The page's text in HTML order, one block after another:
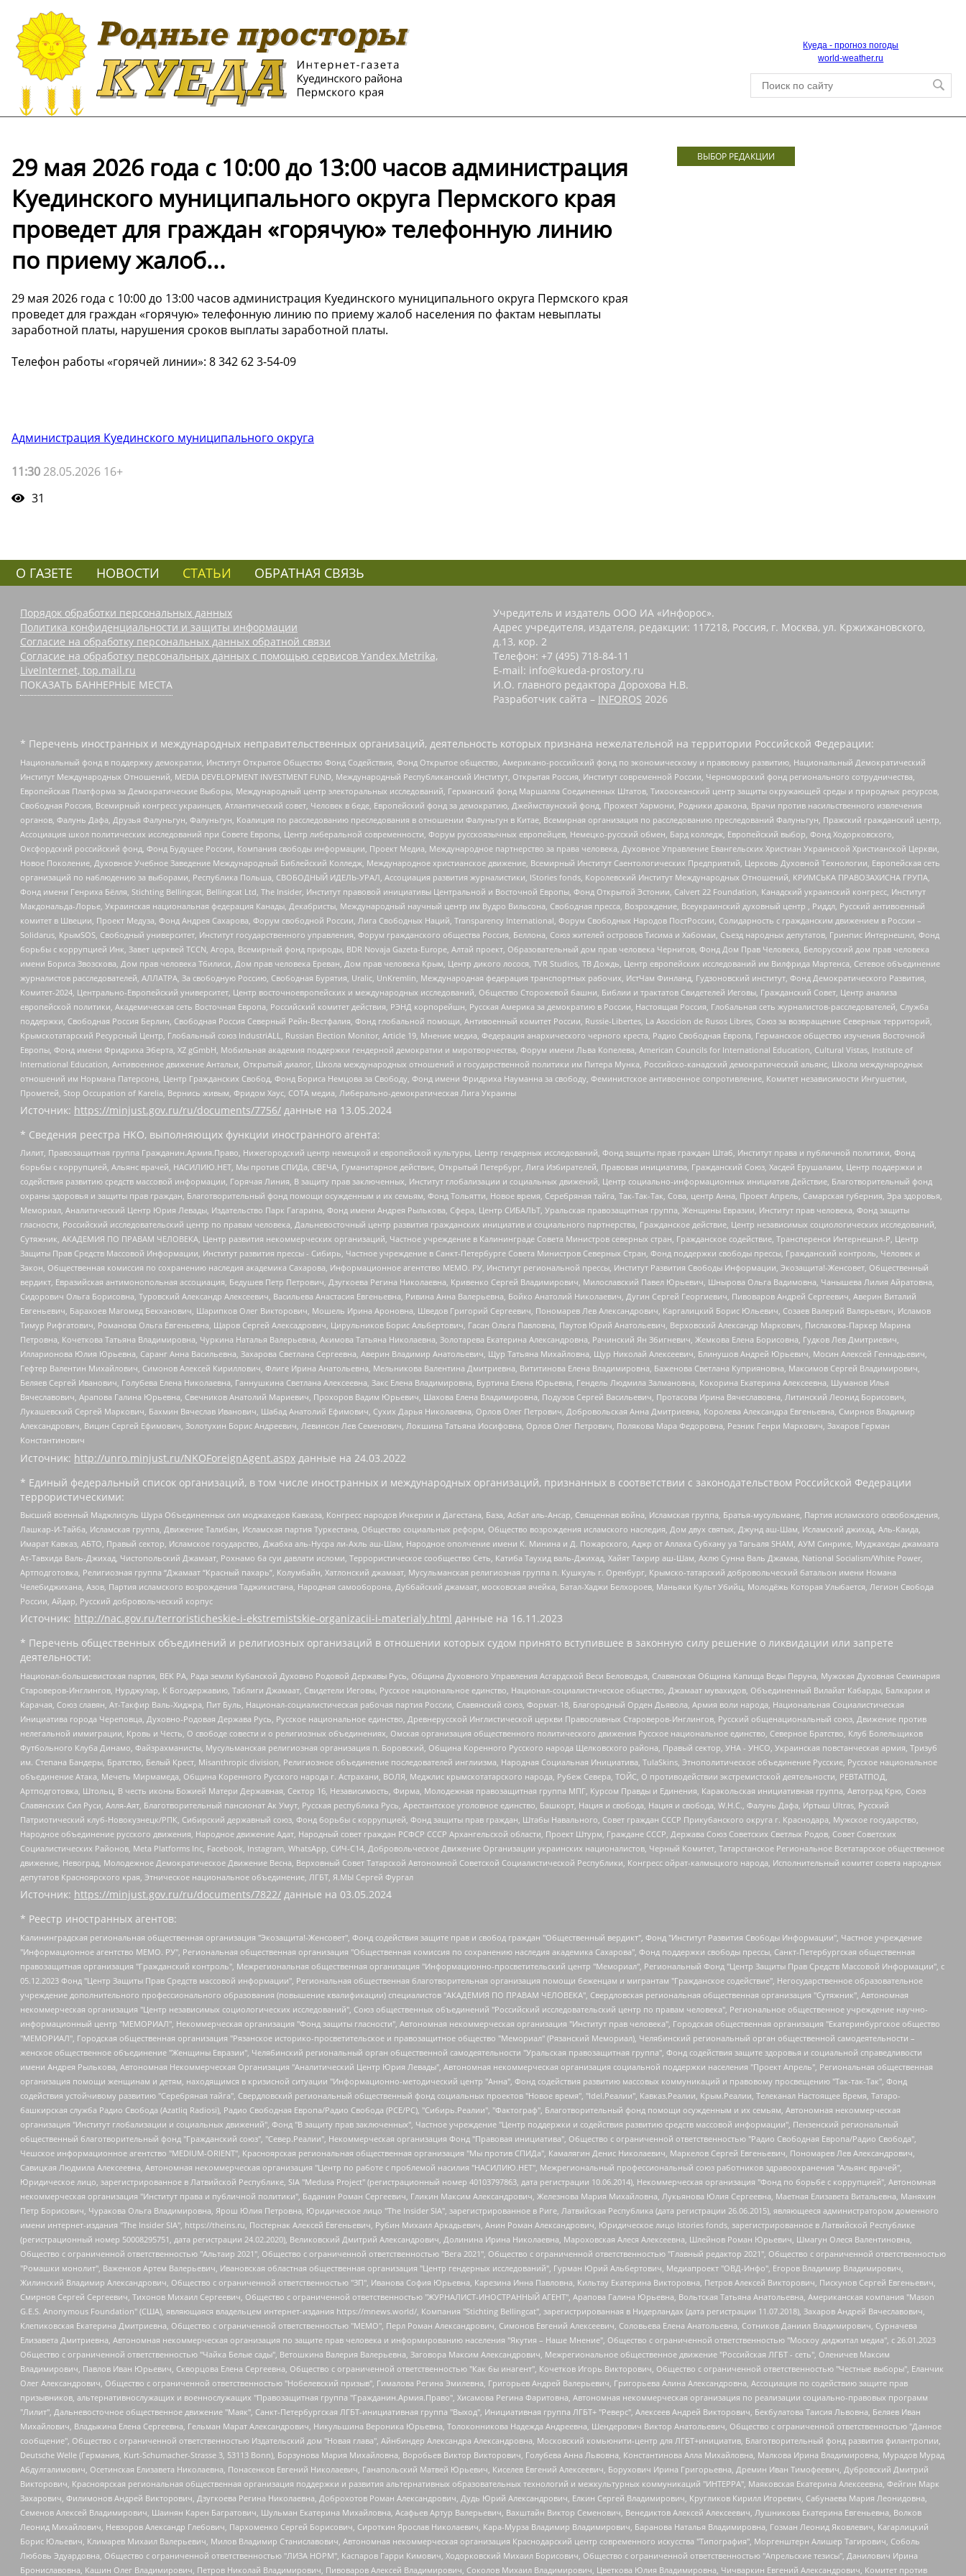
Куеда - прогноз погоды
world-weather.ru
29 мая 2026 года с 10:00 до 13:00 часов администрация
Куединского муниципального округа Пермского края
проведет для граждан «горячую» телефонную линию
по приему жалоб...
29 мая 2026 года с 10:00 до 13:00 часов администрация Куединского муниципального округа Пермского края
проведет для граждан «горячую» телефонную линию по приему жалоб населения по фактам невыплаты
заработной платы, нарушения сроков выплаты заработной платы.
Телефон работы «горячей линии»: 8 342 62 3-54-09
Администрация Куединского муниципального округа
11:30 28.05.2026 16+
31
ВЫБОР РЕДАКЦИИ
О ГАЗЕТЕ НОВОСТИ СТАТЬИ ОБРАТНАЯ СВЯЗЬ
Порядок обработки персональных данных
Политика конфиденциальности и защиты информации
Согласие на обработку персональных данных обратной связи
Согласие на обработку персональных данных с помощью сервисов Yandex.Metrika,
LiveInternet, top.mail.ru
ПОКАЗАТЬ БАННЕРНЫЕ МЕСТА
Учредитель и издатель ООО ИА «Инфорос».
Адрес учредителя, издателя, редакции: 117218, Россия, г. Москва, ул. Кржижановского,
д.13, кор. 2
Телефон: +7 (495) 718-84-11
E-mail: info@kueda-prostory.ru
И.О. главного редактора Дорохова Н.В.
Разработчик сайта – INFOROS 2026
* Перечень иностранных и международных неправительственных организаций, деятельность которых признана нежелательной на территории Российской Федерации:
Национальный фонд в поддержку демократии, Институт Открытое Общество Фонд Содействия, Фонд Открытое общество, Американо-российский фонд по экономическому и правовому развитию, Национальный Демократический
Институт Международных Отношений, MEDIA DEVELOPMENT INVESTMENT FUND, Международный Республиканский Институт, Открытая Россия, Институт современной России, Черноморский фонд регионального сотрудничества,
Европейская Платформа за Демократические Выборы, Международный центр электоральных исследований, Германский фонд Маршалла Соединенных Штатов, Тихоокеанский центр защиты окружающей среды и природных ресурсов,
Свободная Россия, Всемирный конгресс украинцев, Атлантический совет, Человек в беде, Европейский фонд за демократию, Джеймстаунский фонд, Прожект Хармони, Родники дракона, Врачи против насильственного извлечения
органов, Фалунь Дафа, Друзья Фалуньгун, Фалуньгун, Коалиция по расследованию преследования в отношении Фалуньгун в Китае, Всемирная организация по расследованию преследований Фалуньгун, Пражский гражданский центр,
Ассоциация школ политических исследований при Совете Европы, Центр либеральной современности, Форум русскоязычных европейцев, Немецко-русский обмен, Бард колледж, Европейский выбор, Фонд Ходорковского,
Оксфордский российский фонд, Фонд Будущее России, Компания свободы информации, Проект Медиа, Международное партнерство за права человека, Духовное Управление Евангельских Христиан Украинской Христианской Церкви,
Новое Поколение, Духовное Учебное Заведение Международный Библейский Колледж, Международное христианское движение, Всемирный Институт Саентологических Предприятий, Церковь Духовной Технологии, Европейская сеть
организаций по наблюдению за выборами, Республика Польша, СВОБОДНЫЙ ИДЕЛЬ-УРАЛ, Ассоциация развития журналистики, IStories fonds, Королевский Институт Международных Отношений, КРИМСЬКА ПРАВОЗАХИСНА ГРУПА,
Фонд имени Генриха Бёлля, Stichting Bellingcat, Bellingcat Ltd, The Insider, Институт правовой инициативы Центральной и Восточной Европы, Фонд Открытой Эстонии, Calvert 22 Foundation, Канадский украинский конгресс, Институт
Макдональда-Лорье, Украинская национальная федерация Канады, Декабристы, Международный научный центр им Вудро Вильсона, Свободная пресса, Возрождение, Всеукраинский духовный центр , Риддл, Русский антивоенный
комитет в Швеции, Проект Медуза, Фонд Андрея Сахарова, Форум свободной России, Лига Свободных Наций, Transparеncy International, Форум Свободных Народов ПостРоссии, Солидарность с гражданским движением в России –
Solidarus, КрымSOS, Свободный университет, Институт государственного управления, Форум гражданского общества Россия, Беллона, Союз жителей островов Тисима и Хабомаи, Съезд народных депутатов, Гринпис Интернешнл, Фонд
борьбы с коррупцией Инк, Завет церквей TCCN, Агора, Всемирный фонд природы, BDR Novaja Gazeta-Europe, Алтай проект, Образовательный дом прав человека Чернигов, Фонд Дом Прав Человека, Белорусский дом прав человека
имени Бориса Звозскова, Дом прав человека Тбилиси, Дом прав человека Ереван, Дом прав человека Крым, Центр дикого лосося, TVR Studios, ТВ Дождь, Центр европейских исследований им Вилфрида Мартенса, Сетевое объединение
журналистов расследователей, АЛЛАТРА, За свободную Россию, Свободная Бурятия, Uralic, UnKremlin, Международная федерация транспортных рабочих, ИстЧам Финланд, Гудзоновский институт, Фонд Демократического Развития,
Комитет-2024, Центрально-Европейский университет, Центр восточноевропейских и международных исследований, Общество Сторожевой башни, Библии и трактатов Свидетелей Иеговы, Гражданский Совет, Центр анализа
европейской политики, Академическая сеть Восточная Европа, Российский комитет действия, РЭНД корпорейшн, Русская Америка за демократию в России, Настоящая Россия, Глобальная сеть журналистов-расследователей, Служба
поддержки, Свободная Россия Берлин, Свободная Россия Северный Рейн-Вестфалия, Фонд глобальной помощи, Антивоенный комитет России, Russie-Libertes, La Asocicion de Rusos Libres, Союз за возвращение Северных территорий,
Крымскотатарский Ресурсный Центр, Глобальный союз IndustriALL, Russian Election Monitor, Article 19, Мнение медиа, Федерация анархического черного креста, Радио Свободная Европа, Германское общество изучения Восточной
Европы, Фонд имени Фридриха Эберта, XZ gGmbH, Мобильная академия поддержки гендерной демократии и миротворчества, Форум имени Льва Копелева, American Councils for International Education, Cultural Vistas, Institute of
International Education, Антивоенное движение Антальи, Открытый диалог, Школа международных отношений и государственной политики им Питера Мунка, Российско-канадский демократический альянс, Школа международных
отношений им Нормана Патерсона, Центр Гражданских Свобод, Фонд Бориса Немцова за Свободу, Фонд имени Фридриха Науманна за свободу, Феминистское антивоенное сопротивление, Комитет независимости Ингушетии,
Прометей, Stop Occupation of Karelia, Вернись живым, Фридом Хаус, СОТА медиа, Либерально-демократическая Лига Украины
Источник: https://minjust.gov.ru/ru/documents/7756/ данные на 13.05.2024
* Сведения реестра НКО, выполняющих функции иностранного агента:
Лилит, Правозащитная группа Гражданин.Армия.Право, Нижегородский центр немецкой и европейской культуры, Центр гендерных исследований, Фонд защиты прав граждан Штаб, Институт права и публичной политики, Фонд
борьбы с коррупцией, Альянс врачей, НАСИЛИЮ.НЕТ, Мы против СПИДа, СВЕЧА, Гуманитарное действие, Открытый Петербург, Лига Избирателей, Правовая инициатива, Гражданский Союз, Хасдей Ерушалаим, Центр поддержки и
содействия развитию средств массовой информации, Горячая Линия, В защиту прав заключенных, Институт глобализации и социальных движений, Центр социально-информационных инициатив Действие, Благотворительный фонд
охраны здоровья и защиты прав граждан, Благотворительный фонд помощи осужденным и их семьям, Фонд Тольятти, Новое время, Серебряная тайга, Так-Так-Так, Сова, центр Анна, Проект Апрель, Самарская губерния, Эра здоровья,
Мемориал, Аналитический Центр Юрия Левады, Издательство Парк Гагарина, Фонд имени Андрея Рылькова, Сфера, Центр СИБАЛЬТ, Уральская правозащитная группа, Женщины Евразии, Институт прав человека, Фонд защиты
гласности, Российский исследовательский центр по правам человека, Дальневосточный центр развития гражданских инициатив и социального партнерства, Гражданское действие, Центр независимых социологических исследований,
Сутяжник, АКАДЕМИЯ ПО ПРАВАМ ЧЕЛОВЕКА, Центр развития некоммерческих организаций, Частное учреждение в Калининграде Совета Министров северных стран, Гражданское содействие, Трансперенси Интернешнл-Р, Центр
Защиты Прав Средств Массовой Информации, Институт развития прессы - Сибирь, Частное учреждение в Санкт-Петербурге Совета Министров Северных Стран, Фонд поддержки свободы прессы, Гражданский контроль, Человек и
Закон, Общественная комиссия по сохранению наследия академика Сахарова, Информационное агентство МЕМО. РУ, Институт региональной прессы, Институт Развития Свободы Информации, Экозащита!-Женсовет, Общественный
вердикт, Евразийская антимонопольная ассоциация, Бедушев Петр Петрович, Дзугкоева Регина Николаевна, Кривенко Сергей Владимирович, Милославский Павел Юрьевич, Шнырова Ольга Вадимовна, Чанышева Лилия Айратовна,
Сидорович Ольга Борисовна, Туровский Александр Алексеевич, Васильева Анастасия Евгеньевна, Ривина Анна Валерьевна, Бойко Анатолий Николаевич, Дугин Сергей Георгиевич, Пивоваров Андрей Сергеевич, Аверин Виталий
Евгеньевич, Барахоев Магомед Бекханович, Шарипков Олег Викторович, Мошель Ирина Ароновна, Шведов Григорий Сергеевич, Пономарев Лев Александрович, Каргалицкий Борис Юльевич, Созаев Валерий Валерьевич, Исламов
Тимур Рифгатович, Романова Ольга Евгеньевна, Щаров Сергей Алексадрович, Цирульников Борис Альбертович, Гасан Ольга Павловна, Паутов Юрий Анатольевич, Верховский Александр Маркович, Пислакова-Паркер Марина
Петровна, Кочеткова Татьяна Владимировна, Чуркина Наталья Валерьевна, Акимова Татьяна Николаевна, Золотарева Екатерина Александровна, Рачинский Ян Збигневич, Жемкова Елена Борисовна, Гудков Лев Дмитриевич,
Илларионова Юлия Юрьевна, Саранг Анна Васильевна, Захарова Светлана Сергеевна, Аверин Владимир Анатольевич, Щур Татьяна Михайловна, Щур Николай Алексеевич, Блинушов Андрей Юрьевич, Мосин Алексей Геннадьевич,
Гефтер Валентин Михайлович, Симонов Алексей Кириллович, Флиге Ирина Анатольевна, Мельникова Валентина Дмитриевна, Вититинова Елена Владимировна, Баженова Светлана Куприяновна, Максимов Сергей Владимирович,
Беляев Сергей Иванович, Голубева Елена Николаевна, Ганнушкина Светлана Алексеевна, Закс Елена Владимировна, Буртина Елена Юрьевна, Гендель Людмила Залмановна, Кокорина Екатерина Алексеевна, Шуманов Илья
Вячеславович, Арапова Галина Юрьевна, Свечников Анатолий Мариевич, Прохоров Вадим Юрьевич, Шахова Елена Владимировна, Подузов Сергей Васильевич, Протасова Ирина Вячеславовна, Литинский Леонид Борисович,
Лукашевский Сергей Маркович, Бахмин Вячеслав Иванович, Шабад Анатолий Ефимович, Сухих Дарья Николаевна, Орлов Олег Петрович, Добровольская Анна Дмитриевна, Королева Александра Евгеньевна, Смирнов Владимир
Александрович, Вицин Сергей Ефимович, Золотухин Борис Андреевич, Левинсон Лев Семенович, Локшина Татьяна Иосифовна, Орлов Олег Петрович, Полякова Мара Федоровна, Резник Генри Маркович, Захаров Герман
Константинович
Источник: http://unro.minjust.ru/NKOForeignAgent.aspx данные на 24.03.2022
* Единый федеральный список организаций, в том числе иностранных и международных организаций, признанных в соответствии с законодательством Российской Федерации
террористическими:
Высший военный Маджлисуль Шура Объединенных сил моджахедов Кавказа, Конгресс народов Ичкерии и Дагестана, База, Асбат аль-Ансар, Священная война, Исламская группа, Братья-мусульмане, Партия исламского освобождения,
Лашкар-И-Тайба, Исламская группа, Движение Талибан, Исламская партия Туркестана, Общество социальных реформ, Общество возрождения исламского наследия, Дом двух святых, Джунд аш-Шам, Исламский джихад, Аль-Каида,
Имарат Кавказ, АБТО, Правый сектор, Исламское государство, Джабха аль-Нусра ли-Ахль аш-Шам, Народное ополчение имени К. Минина и Д. Пожарского, Аджр от Аллаха Субхану уа Тагьаля SHAM, АУМ Синрике, Муджахеды джамаата
Ат-Тавхида Валь-Джихад, Чистопольский Джамаат, Рохнамо ба суи давлати исломи, Террористическое сообщество Сеть, Катиба Таухид валь-Джихад, Хайят Тахрир аш-Шам, Ахлю Сунна Валь Джамаа, National Socialism/White Power,
Артподготовка, Религиозная группа “Джамаат “Красный пахарь”, Колумбайн, Хатлонский джамаат, Мусульманская религиозная группа п. Кушкуль г. Оренбург, Крымско-татарский добровольческий батальон имени Номана
Челебиджихана, Азов, Партия исламского возрождения Таджикистана, Народная самооборона, Дуббайский джамаат, московская ячейка, Батал-Хаджи Белхороев, Маньяки Культ Убийц, Молодёжь Которая Улыбается, Легион Свобода
России, Айдар, Русский добровольческий корпус
Источник: http://nac.gov.ru/terroristicheskie-i-ekstremistskie-organizacii-i-materialy.html данные на 16.11.2023
* Перечень общественных объединений и религиозных организаций в отношении которых судом принято вступившее в законную силу решение о ликвидации или запрете
деятельности:
Национал-большевистская партия, ВЕК РА, Рада земли Кубанской Духовно Родовой Державы Русь, Община Духовного Управления Асгардской Веси Беловодья, Славянская Община Капища Веды Перуна, Мужская Духовная Семинария
Староверов-Инглингов, Нурджулар, К Богодержавию, Таблиги Джамаат, Свидетели Иеговы, Русское национальное единство, Национал-социалистическое общество, Джамаат мувахидов, Объединенный Вилайат Кабарды, Балкарии и
Карачая, Союз славян, Ат-Такфир Валь-Хиджра, Пит Буль, Национал-социалистическая рабочая партия России, Славянский союз, Формат-18, Благородный Орден Дьявола, Армия воли народа, Национальная Социалистическая
Инициатива города Череповца, Духовно-Родовая Держава Русь, Русское национальное единство, Древнерусской Инглистической церкви Православных Староверов-Инглингов, Русский общенациональный союз, Движение против
нелегальной иммиграции, Кровь и Честь, О свободе совести и о религиозных объединениях, Омская организация общественного политического движения Русское национальное единство, Северное Братство, Клуб Болельщиков
Футбольного Клуба Динамо, Файзрахманисты, Мусульманская религиозная организация п. Боровский, Община Коренного Русского народа Щелковского района, Правый сектор, УНА - УНСО, Украинская повстанческая армия, Тризуб
им. Степана Бандеры, Братство, Белый Крест, Misanthropic division, Религиозное объединение последователей инглиизма, Народная Социальная Инициатива, TulaSkins, Этнополитическое объединение Русские, Русское национальное
объединение Атака, Мечеть Мирмамеда, Община Коренного Русского народа г. Астрахани, ВОЛЯ, Меджлис крымскотатарского народа, Рубеж Севера, ТОЙС, О противодействии экстремистской деятельности, РЕВТАТПОД,
Артподготовка, Штольц, В честь иконы Божией Матери Державная, Сектор 16, Независимость, Фирма, Молодежная правозащитная группа МПГ, Курсом Правды и Единения, Каракольская инициативная группа, Автоград Крю, Союз
Славянских Сил Руси, Алля-Аят, Благотворительный пансионат Ак Умут, Русская республика Русь, Арестантское уголовное единство, Башкорт, Нация и свобода, Нация и свобода, W.H.С., Фалунь Дафа, Иртыш Ultras, Русский
Патриотический клуб-Новокузнецк/РПК, Сибирский державный союз, Фонд борьбы с коррупцией, Фонд защиты прав граждан, Штабы Навального, Совет граждан СССР Прикубанского округа г. Краснодара, Мужское государство,
Народное объединение русского движения, Народное движение Адат, Народный совет граждан РСФСР СССР Архангельской области, Проект Штурм, Граждане СССР, Держава Союз Советских Светлых Родов, Совет Советских
Социалистических Районов, Meta Platforms Inc, Facebook, Instagram, WhatsApp, СИЧ-С14, Добровольческое Движение Организации украинских националистов, Черный Комитет, Татарстанское Региональное Всетатарское общественное
движение, Невоград, Молодежное Демократическое Движение Весна, Верховный Совет Татарской Автономной Советской Социалистической Республики, Конгресс ойрат-калмыцкого народа, Исполнительный комитет совета народных
депутатов Красноярского края, Этническое национальное объединение, ЛГБТ, Я.МЫ Сергей Фургал
Источник: https://minjust.gov.ru/ru/documents/7822/ данные на 03.05.2024
* Реестр иностранных агентов:
Калининградская региональная общественная организация "Экозащита!-Женсовет", Фонд содействия защите прав и свобод граждан "Общественный вердикт", Фонд "Институт Развития Свободы Информации", Частное учреждение "Информационное агентство МЕМО. РУ", Региональная общественная организация "Общественная комиссия по сохранению наследия академика Сахарова", Фонд поддержки свободы прессы, Санкт-Петербургская общественная правозащитная организация "Гражданский контроль", Межрегиональная общественная организация "Информационно-просветительский центр "Мемориал", Региональный Фонд "Центр Защиты Прав Средств Массовой Информации", с 05.12.2023 Фонд "Центр Защиты Прав Средств массовой информации", Региональная общественная благотворительная организация помощи беженцам и мигрантам "Гражданское содействие", Негосударственное образовательное учреждение дополнительного профессионального образования (повышение квалификации) специалистов "АКАДЕМИЯ ПО ПРАВАМ ЧЕЛОВЕКА", Свердловская региональная общественная организация "Сутяжник", Автономная некоммерческая организация "Центр независимых социологических исследований", Союз общественных объединений "Российский исследовательский центр по правам человека", Региональное общественное учреждение научно-информационный центр "МЕМОРИАЛ", Некоммерческая организация "Фонд защиты гласности", Автономная некоммерческая организация "Институт прав человека", Городская общественная организация "Екатеринбургское общество "МЕМОРИАЛ", Городская общественная организация "Рязанское историко-просветительское и правозащитное общество "Мемориал" (Рязанский Мемориал), Челябинский региональный орган общественной самодеятельности – женское общественное объединение "Женщины Евразии", Челябинский региональный орган общественной самодеятельности "Уральская правозащитная группа", Фонд содействия защите здоровья и социальной справедливости имени Андрея Рылькова, Автономная Некоммерческая Организация "Аналитический Центр Юрия Левады", Автономная некоммерческая организация социальной поддержки населения "Проект Апрель", Региональная общественная организация помощи женщинам и детям, находящимся в кризисной ситуации "Информационно-методический центр "Анна", Фонд содействия развитию массовых коммуникаций и правовому просвещению "Так-так-Так", Фонд содействия устойчивому развитию "Серебряная тайга", Свердловский региональный общественный фонд социальных проектов "Новое время", "Idel.Реалии", Кавказ.Реалии, Крым.Реалии, Телеканал Настоящее Время, Татаро-башкирская служба Радио Свобода (Azatliq Radiosi), Радио Свободная Европа/Радио Свобода (PCE/PC), "Сибирь.Реалии", "Фактограф", Благотворительный фонд помощи осужденным и их семьям, Автономная некоммерческая организация "Институт глобализации и социальных движений", Фонд "В защиту прав заключенных", Частное учреждение "Центр поддержки и содействия развитию средств массовой информации", Пензенский региональный общественный благотворительный фонд "Гражданский союз", "Север.Реалии", Некоммерческая организация Фонд "Правовая инициатива", Общество с ограниченной ответственностью "Радио Свободная Европа/Радио Свобода", Чешское информационное агентство "MEDIUM-ORIENT", Красноярская региональная общественная организация "Мы против СПИДа", Камалягин Денис Николаевич, Маркелов Сергей Евгеньевич, Пономарев Лев Александрович, Савицкая Людмила Алексеевна, Автономная некоммерческая организация "Центр по работе с проблемой насилия "НАСИЛИЮ.НЕТ", Межрегиональный профессиональный союз работников здравоохранения "Альянс врачей", Юридическое лицо, зарегистрированное в Латвийской Республике, SIA "Medusa Project" (регистрационный номер 40103797863, дата регистрации 10.06.2014), Некоммерческая организация "Фонд по борьбе с коррупцией", Автономная некоммерческая организация "Институт права и публичной политики", Баданин Роман Сергеевич, Гликин Максим Александрович, Железнова Мария Михайловна, Лукьянова Юлия Сергеевна, Маетная Елизавета Витальевна, Маняхин Петр Борисович, Чуракова Ольга Владимировна, Ярош Юлия Петровна, Юридическое лицо "The Insider SIA", зарегистрированное в Риге, Латвийская Республика (дата регистрации 26.06.2015), являющееся администратором доменного имени интернет-издания "The Insider SIA", https://theins.ru, Постернак Алексей Евгеньевич, Рубин Михаил Аркадьевич, Анин Роман Александрович, Юридическое лицо Istories fonds, зарегистрированное в Латвийской Республике (регистрационный номер 50008295751, дата регистрации 24.02.2020), Великовский Дмитрий Александрович, Долинина Ирина Николаевна, Мароховская Алеся Алексеевна, Шлейнов Роман Юрьевич, Шмагун Олеся Валентиновна, Общество с ограниченной ответственностью "Альтаир 2021", Общество с ограниченной ответственностью "Вега 2021", Общество с ограниченной ответственностью "Главный редактор 2021", Общество с ограниченной ответственностью "Ромашки монолит", Важенков Артем Валерьевич, Ивановская областная общественная организация "Центр гендерных исследований", Гурман Юрий Альбертович, Медиапроект "ОВД-Инфо", Егоров Владимир Владимирович, Жилинский Владимир Александрович, Общество с ограниченной ответственностью "ЗП", Иванова София Юрьевна, Карезина Инна Павловна, Кильтау Екатерина Викторовна, Петров Алексей Викторович, Пискунов Сергей Евгеньевич, Смирнов Сергей Сергеевич, Тихонов Михаил Сергеевич, Общество с ограниченной ответственностью "ЖУРНАЛИСТ-ИНОСТРАННЫЙ АГЕНТ", Арапова Галина Юрьевна, Вольтская Татьяна Анатольевна, Американская компания "Mason G.E.S. Anonymous Foundation" (США), являющаяся владельцем интернет-издания https://mnews.world/, Компания "Stichting Bellingcat", зарегистрированная в Нидерландах (дата регистрации 11.07.2018), Захаров Андрей Вячеславович, Клепиковская Екатерина Дмитриевна, Общество с ограниченной ответственностью "МЕМО", Перл Роман Александрович, Симонов Евгений Алексеевич, Соловьева Елена Анатольевна, Сотников Даниил Владимирович, Сурначева Елизавета Дмитриевна, Автономная некоммерческая организация по защите прав человека и информированию населения "Якутия – Наше Мнение", Общество с ограниченной ответственностью "Москоу диджитал медиа", с 26.01.2023 Общество с ограниченной ответственностью "Чайка Белые сады", Ветошкина Валерия Валерьевна, Заговора Максим Александрович, Межрегиональное общественное движение "Российская ЛГБТ - сеть", Оленичев Максим Владимирович, Павлов Иван Юрьевич, Скворцова Елена Сергеевна, Общество с ограниченной ответственностью "Как бы инагент", Кочетков Игорь Викторович, Общество с ограниченной ответственностью "Честные выборы", Еланчик Олег Александрович, Общество с ограниченной ответственностью "Нобелевский призыв", Гималова Регина Эмилевна, Григорьев Андрей Валерьевич, Григорьева Алина Александровна, Ассоциация по содействию защите прав призывников, альтернативнослужащих и военнослужащих "Правозащитная группа "Гражданин.Армия.Право", Хисамова Регина Фаритовна, Автономная некоммерческая организация по реализации социально-правовых программ "Лилит", Дальневосточное общественное движение "Маяк", Санкт-Петербургская ЛГБТ-инициативная группа "Выход", Инициативная группа ЛГБТ+ "Реверс", Алексеев Андрей Викторович, Бекбулатова Таисия Львовна, Беляев Иван Михайлович, Владыкина Елена Сергеевна, Гельман Марат Александрович, Никульшина Вероника Юрьевна, Толоконникова Надежда Андреевна, Шендерович Виктор Анатольевич, Общество с ограниченной ответственностью "Данное сообщение", Общество с ограниченной ответственностью Издательский дом "Новая глава", Айнбиндер Александра Александровна, Московский комьюнити-центр для ЛГБТ+инициатив, Благотворительный фонд развития филантропии, Deutsche Welle (Германия, Kurt-Schumacher-Strasse 3, 53113 Bonn), Борзунова Мария Михайловна, Воробьев Виктор Викторович, Голубева Анна Львовна, Константинова Алла Михайловна, Малкова Ирина Владимировна, Мурадов Мурад Абдулгалимович, Осетинская Елизавета Николаевна, Понасенков Евгений Николаевич, Ганапольский Матвей Юрьевич, Киселев Евгений Алексеевич, Борухович Ирина Григорьевна, Дремин Иван Тимофеевич, Дубровский Дмитрий Викторович, Красноярская региональная общественная организация поддержки и развития альтернативных образовательных технологий и межкультурных коммуникаций "ИНТЕРРА", Маяковская Екатерина Алексеевна, Фейгин Марк Захарович, Филимонов Андрей Викторович, Дзугкоева Регина Николаевна, Доброхотов Роман Александрович, Дудь Юрий Александрович, Елкин Сергей Владимирович, Кругликов Кирилл Игоревич, Сабунаева Мария Леонидовна, Семенов Алексей Владимирович, Шаинян Карен Багратович, Шульман Екатерина Михайловна, Асафьев Артур Валерьевич, Вахштайн Виктор Семенович, Венедиктов Алексей Алексеевич, Лушникова Екатерина Евгеньевна, Волков Леонид Михайлович, Невзоров Александр Глебович, Пархоменко Сергей Борисович, Сироткин Ярослав Николаевич, Кара-Мурза Владимир Владимирович, Баранова Наталья Владимировна, Гозман Леонид Яковлевич, Кагарлицкий Борис Юльевич, Климарев Михаил Валерьевич, Милов Владимир Станиславович, Автономная некоммерческая организация Краснодарский центр современного искусства "Типография", Моргенштерн Алишер Тагирович, Соболь Любовь Эдуардовна, Общество с ограниченной ответственностью "ЛИЗА НОРМ", Каспаров Гарри Кимович, Ходорковский Михаил Борисович, Общество с ограниченной ответственностью "Апрельские тезисы", Данилович Ирина Брониславовна, Кашин Олег Владимирович, Петров Николай Владимирович, Пивоваров Алексей Владимирович, Соколов Михаил Владимирович, Цветкова Юлия Владимировна, Чичваркин Евгений Александрович, Комитет против пыток/Команда против пыток, Общество с ограниченной ответственностью "Первый научный", Общество с ограниченной ответственностью "Вертолет и ко", Белоцерковская Вероника Борисовна, Кац Максим Евгеньевич, Лазарева Татьяна Юрьевна, Шаведдинов Руслан Табризович, Яшин Илья Валерьевич, Общество с ограниченной ответственностью "Иноагент ААВ", Алешковский Дмитрий Петрович, Альбац Евгения Марковна, Быков Дмитрий Львович, Галямина Юлия Евгеньевна, Лойко Сергей Леонидович, Мартынов Кирилл Константинович, Медведев Сергей Александрович, Крашенинников Федор Геннадиевич, Гордеева Катерина Вл